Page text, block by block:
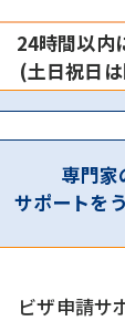
24時間以内
(土日祝日
専門家
サポートを
ビザ申請サ